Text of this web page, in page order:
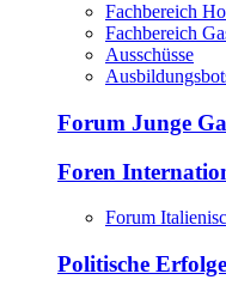
Fachbereich
Fachbereich
Ausschüsse
Forum Junge
Foren
Forum
Politische Erfolge